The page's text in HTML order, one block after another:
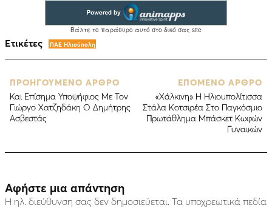
Ετικέτες ΠΑΕ Ηλιούπολη
ΠΡΟΗΓΟΥΜΕΝΟ ΑΡΘΡΟ
Και Επίσημα Υποψήφιος Με Τον
Γιώργο Χατζηδάκη Ο Δημήτρης
Ασβεστάς
ΕΠΟΜΕΝΟ ΑΡΘΡΟ
«Χάλκινη» Η Ηλιουπολίτισσα
Στάλα Κοτσιρέα Στο Παγκόσμιο
Πρωτάθλημα Μπάσκετ Κωφών
Γυναικών
Αφήστε μια απάντηση
Η ηλ. διεύθυνση σας δεν δημοσιεύεται. Τα υποχρεωτικά πεδία